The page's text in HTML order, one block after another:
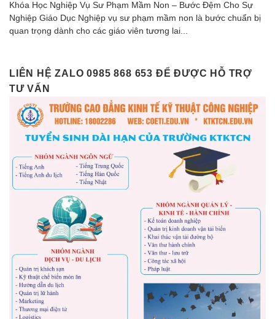
Khóa Học Nghiệp Vụ Sư Phạm Mầm Non – Bước Đệm Cho Sự
Nghiệp Giáo Dục Nghiệp vụ sư phạm mầm non là bước chuẩn bị
quan trọng dành cho các giáo viên tương lai...
LIÊN HỆ ZALO 0985 868 653 ĐỂ ĐƯỢC HỖ TRỢ
TƯ VẤN